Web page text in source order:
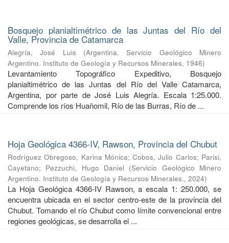
Bosquejo planialtimétrico de las Juntas del Río del
Valle, Provincia de Catamarca
Alegría, José Luis (Argentina. Servicio Geológico Minero
Argentino. Instituto de Geología y Recursos Minerales, 1946)
Levantamiento Topográfico Expeditivo, Bosquejo
planialtimétrico de las Juntas del Río del Valle Catamarca,
Argentina, por parte de José Luis Alegría. Escala 1:25.000.
Comprende los ríos Huañomil, Río de las Burras, Río de ...
Hoja Geológica 4366-IV, Rawson, Provincia del Chubut
Rodríguez Obregoso, Karina Mónica;Cobos, Julio Carlos; Parisi,
Cayetano; Pezzuchi, Hugo Daniel (Servicio Geológico Minero
Argentino. Instituto de Geología y Recursos Minerales., 2024)
La Hoja Geológica 4366-IV Rawson, a escala 1: 250.000, se
encuentra ubicada en el sector centro-este de la provincia del
Chubut. Tomando el río Chubut como límite convencional entre
regiones geológicas, se desarrolla el ...